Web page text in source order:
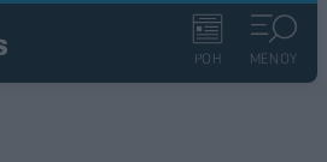
ΡΟΗ ΜΕΝΟΥ